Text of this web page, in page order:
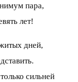
пара,
лет!
дней,
сильней